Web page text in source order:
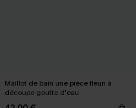
Maillot de bain une pièce fleuri à
découpe goutte d'eau